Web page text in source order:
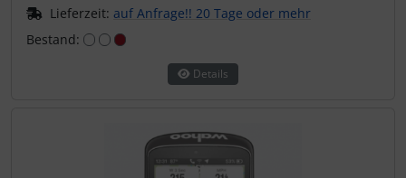
Lieferzeit: auf Anfrage!! 20 Tage oder mehr
Bestand:
Details